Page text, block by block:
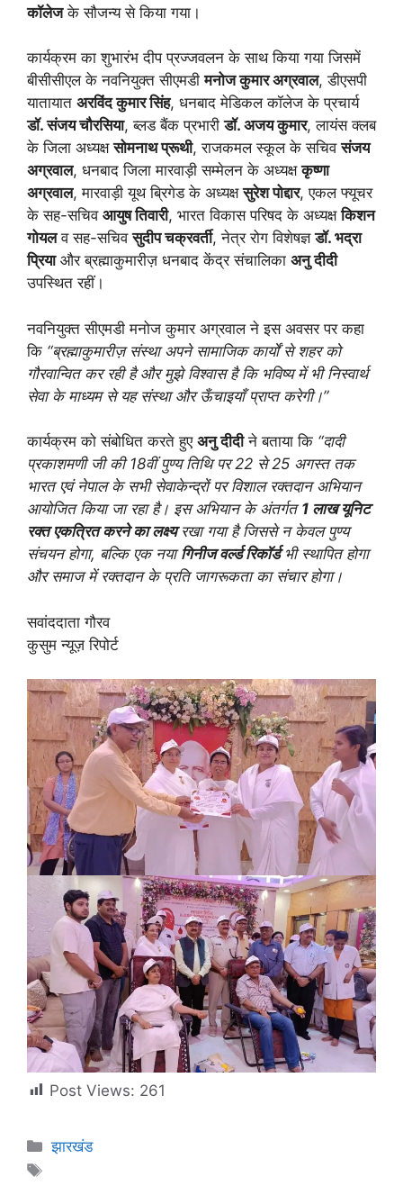
कॉलेजके सौजन्य से किया गया।
कार्यक्रम का शुभारंभ दीप प्रज्जवलन के साथ किया गया जिसमें
बीसीसीएल के नवनियुक्त सीएमडीमनोज कुमार अग्रवाल, डीएसपी
यातायात अरविंद कुमार सिंह, धनबाद मेडिकल कॉलेज के प्रचार्य
डॉ. संजय चौरसिया, ब्लड बैंक प्रभारीडॉ. अजय कुमार, लायंस क्लब
के जिला अध्यक्षसोमनाथ प्रूथी, राजकमल स्कूल के सचिवसंजय
अग्रवाल, धनबाद जिला मारवाड़ी सम्मेलन के अध्यक्षकृष्णा
अग्रवाल, मारवाड़ी यूथ ब्रिगेड के अध्यक्षसुरेश पोद्दार, एकल फ्यूचर
के सह-सचिव आयुष तिवारी, भारत विकास परिषद के अध्यक्षकिशन
गोयलव सह-सचिवसुदीप चक्रवर्ती, नेत्र रोग विशेषज्ञडॉ. भद्रा
प्रियाऔर ब्रह्माकुमारीज़ धनबाद केंद्र संचालिका अनु दीदी
उपस्थित रहीं।
नवनियुक्त सीएमडी मनोज कुमार अग्रवाल ने इस अवसर पर कहा
कि “ब्रह्माकुमारीज़ संस्था अपने सामाजिक कार्यों से शहर को
गौरवान्वित कर रही है और मुझे विश्वास है कि भविष्य में भी निस्वार्थ
सेवा के माध्यम से यह संस्था और ऊँचाइयाँ प्राप्त करेगी।”
कार्यक्रम को संबोधित करते हुए अनु दीदीने बताया कि “दादी
प्रकाशमणी जी की 18वीं पुण्य तिथि पर 22 से 25 अगस्त तक
भारत एवं नेपाल के सभी सेवाकेन्द्रों पर विशाल रक्तदान अभियान
आयोजित किया जा रहा है। इस अभियान के अंतर्गत1 लाख यूनिट
रक्त एकत्रित करने का लक्ष्यरखा गया है जिससे न केवल पुण्य
संचयन होगा, बल्कि एक नयागिनीज वर्ल्ड रिकॉर्डभी स्थापित होगा
और समाज में रक्तदान के प्रति जागरूकता का संचार होगा।
सवांददाता गौरव
कुसुम न्यूज़ रिपोर्ट
Post Views: 261
झारखंड